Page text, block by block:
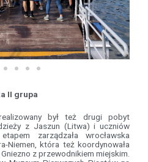
II grupa
był też drugi pobyt
z Jaszun (Litwa) i uczniów
zarządzała wrocławska
Niemen, która też koordynowała
z przewodnikiem miejskim.